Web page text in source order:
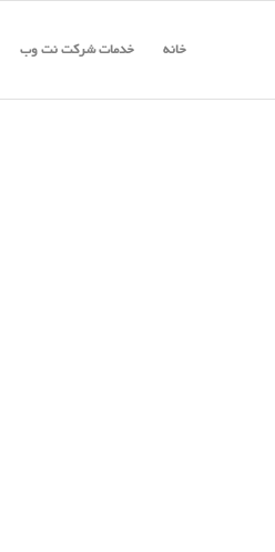
خانه خدمات شرکت نت وب